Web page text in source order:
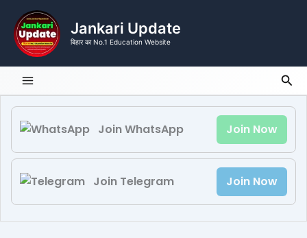
content
Jankari Update
बिहार का No.1 Education Website
Join WhatsApp Join Now
Join Telegram Join Now